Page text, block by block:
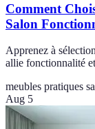
Comment
Salon
Apprenez à
allie fonctionnalité
meubles pratiques
Aug 5